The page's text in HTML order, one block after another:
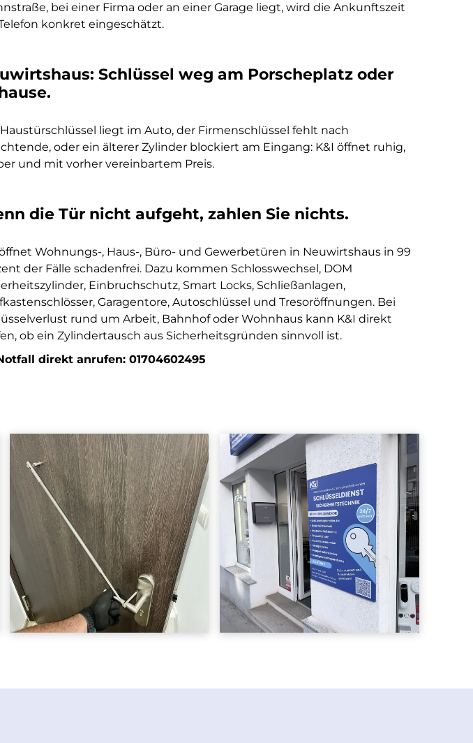
bei einer Firma oder an einer Garage liegt, wird die Ankunftszeit
konkret eingeschätzt.
Schlüssel weg am Porscheplatz oder
liegt im Auto, der Firmenschlüssel fehlt nach
oder ein älterer Zylinder blockiert am Eingang: K&I öffnet ruhig,
und mit vorher vereinbartem Preis.
die Tür nicht aufgeht, zahlen Sie nichts.
Wohnungs-, Haus-, Büro- und Gewerbetüren in Neuwirtshaus in 99
der Fälle schadenfrei. Dazu kommen Schlosswechsel, DOM
Einbruchschutz, Smart Locks, Schließanlagen,
Garagentore, Autoschlüssel und Tresoröffnungen. Bei
rund um Arbeit, Bahnhof oder Wohnhaus kann K&I direkt
ob ein Zylindertausch aus Sicherheitsgründen sinnvoll ist.
direkt anrufen: 01704602495